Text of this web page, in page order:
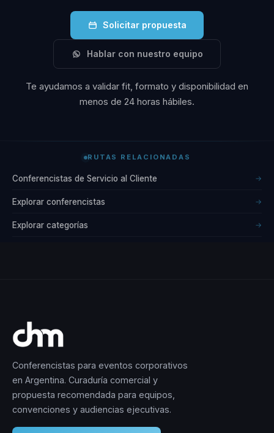
Solicitar propuesta
Hablar con nuestro equipo
Te ayudamos a validar fit, formato y disponibilidad en
menos de 24 horas hábiles.
RUTAS RELACIONADAS
Conferencistas de Servicio al Cliente →
Explorar conferencistas →
Explorar categorías →
Conferencistas para eventos corporativos
en Argentina. Curaduría comercial y
propuesta recomendada para equipos,
convenciones y audiencias ejecutivas.